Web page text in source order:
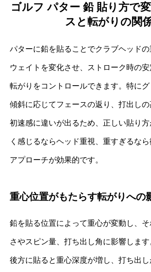
ゴルフ パター 鉛 貼り方で
スと転がりの関
パターに鉛を貼ることでクラブヘッド
ウェイトを変化させ、ストローク時の
転がりをコントロールできます。特に
傾斜に応じてフェースの返り、打出し
初速感に違いが出るため、正しい貼り
く感じるならヘッド重視、重すぎるな
アプローチが効果的です。
重心位置がもたらす転がりへの
鉛を貼る位置によって重心が変動し、
さやスピン量、打ち出し角に影響しま
後方に貼ると重心深度が増し、打ち出